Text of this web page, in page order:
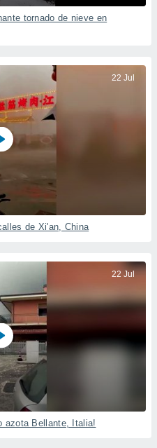
tornado de nieve en
22 Jul
de Xi'an, China
22 Jul
azota Bellante, Italia!